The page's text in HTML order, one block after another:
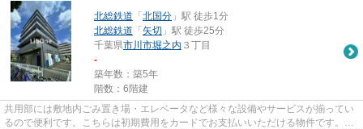
北総鉄道 「 北国分 」駅 徒歩1分
北総鉄道 「 矢切 」駅 徒歩25分
千葉県市川市堀之内 ３丁目
-
築年数：築5年
階数：6階建
共用部には敷地内ごみ置き場・エレベータなど様々な設備やサービスが揃ってい
るので便利です。こちらは初期費用をカードでお支払いいただける物件です。付